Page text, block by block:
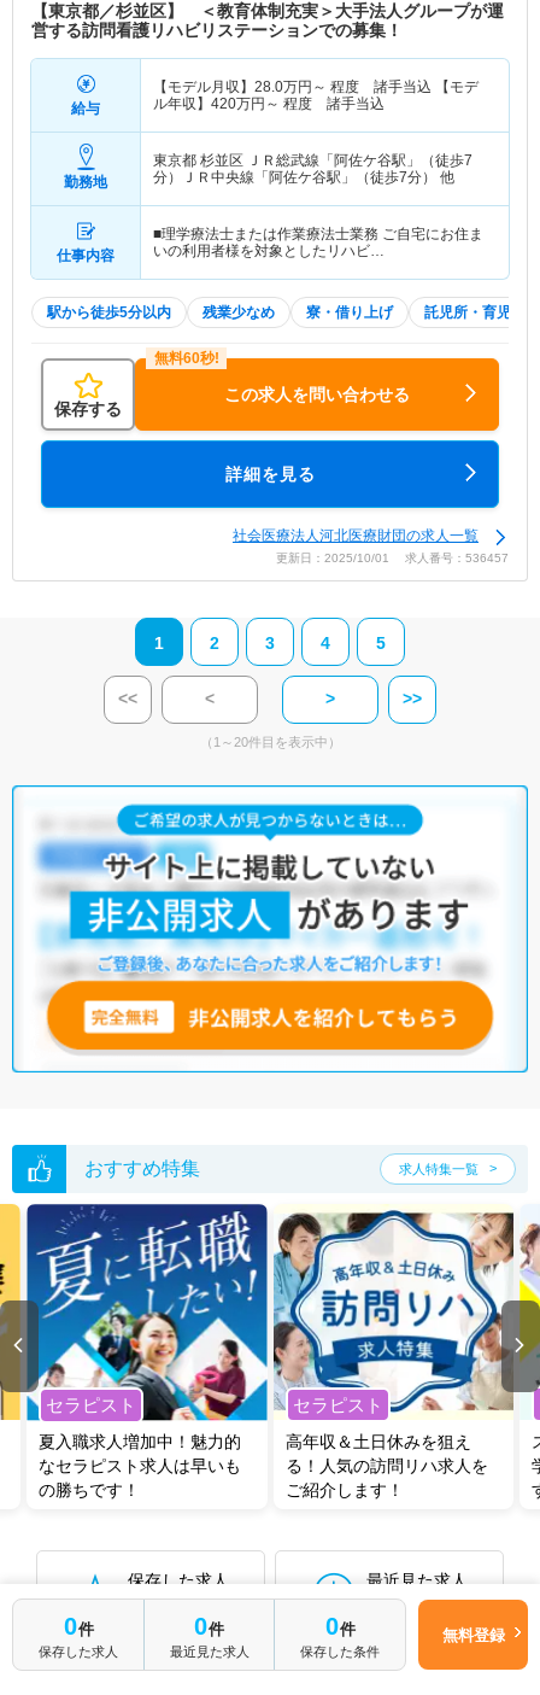
【東京都／杉並区】 ＜教育体制充実＞大手法人グループが運
営する訪問看護リハビリステーションでの募集！
給与
【モデル月収】 28.0万円～ 程度 諸手当込 【モデ
ル年収】 420万円～ 程度 諸手当込
勤務地
東京都 杉並区 ＪＲ総武線「阿佐ケ谷駅」（徒歩7
分）ＪＲ中央線「阿佐ケ谷駅」（徒歩7分） 他
仕事内容
■理学療法士または作業療法士業務 ご自宅にお住ま
いの利用者様を対象としたリハビ…
駅から徒歩5分以内 残業少なめ 寮・借り上げ 託児所・育児補助
保存する
この求人を問い合わせる
詳細を見る
社会医療法人河北医療財団の求人一覧
更新日：2025/10/01 求人番号：536457
1 2 3 4 5
<< < > >>
（1～20件目を表示中）
おすすめ特集 求人特集一覧
セラピスト
夏入職求人増加中！魅力的
なセラピスト求人は早いも
の勝ちです！
セラピスト
高年収＆土日休みを狙え
る！人気の訪問リハ求人を
ご紹介します！
保存した求人
0件
最近見た求人
0件
保存した検索条件から再検索する0件
0件
保存した求人
0件
最近見た求人
0件
保存した条件
無料登録